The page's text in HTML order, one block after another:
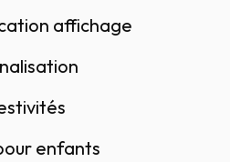
affichage
enfants